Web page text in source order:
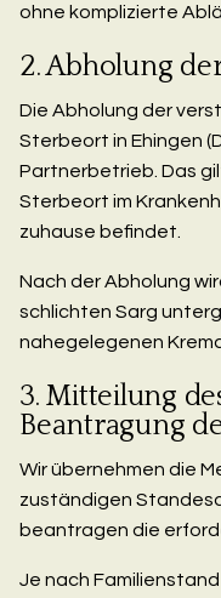
ohne komplizierte
2. Abholung
Die Abholung der
Sterbeort in Ehingen
Partnerbetrieb. Das
Sterbeort im
zuhause befindet.
Nach der Abholung
schlichten Sarg
nahegelegenen
3. Mitteilung
Beantragung
Wir übernehmen die
zuständigen
beantragen die
Je nach